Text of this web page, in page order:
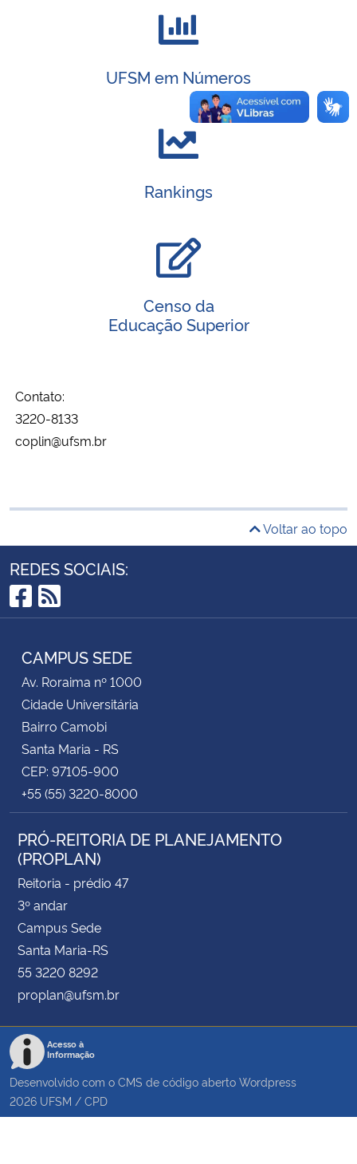
UFSM em Números
Rankings
Censo da
Educação Superior
Contato:
3220-8133
coplin@ufsm.br
Voltar ao topo
REDES SOCIAIS:
Facebook
RSS
CAMPUS SEDE
Av. Roraima nº 1000
Cidade Universitária
Bairro Camobi
Santa Maria - RS
CEP: 97105-900
+55 (55) 3220-8000
PRÓ-REITORIA DE PLANEJAMENTO
(PROPLAN)
Reitoria - prédio 47
3º andar
Campus Sede
Santa Maria-RS
55 3220 8292
proplan@ufsm.br
Acesso à
Informação
Desenvolvido com o CMS de código aberto Wordpress
2026 UFSM / CPD